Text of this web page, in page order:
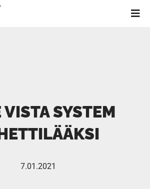
SYSTEM
7.01.2021